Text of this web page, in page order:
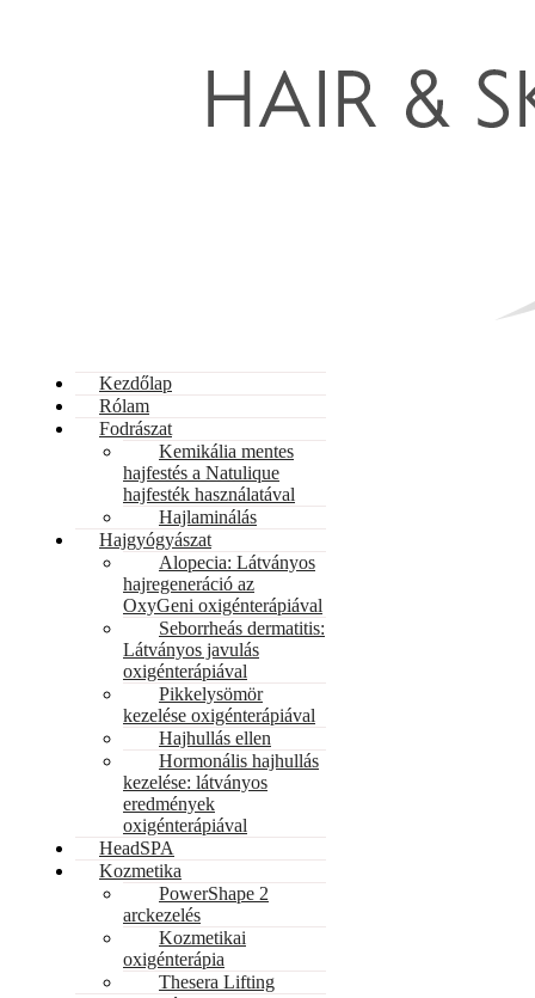
Kezdőlap
Rólam
Fodrászat
Kemikália mentes
hajfestés a Natulique
hajfesték használatával
Hajlaminálás
Hajgyógyászat
Alopecia: Látványos
hajregeneráció az
OxyGeni oxigénterápiával
Seborrheás dermatitis:
Látványos javulás
oxigénterápiával
Pikkelysömör
kezelése oxigénterápiával
Hajhullás ellen
Hormonális hajhullás
kezelése: látványos
eredmények
oxigénterápiával
HeadSPA
Kozmetika
PowerShape 2
arckezelés
Kozmetikai
oxigénterápia
Thesera Lifting